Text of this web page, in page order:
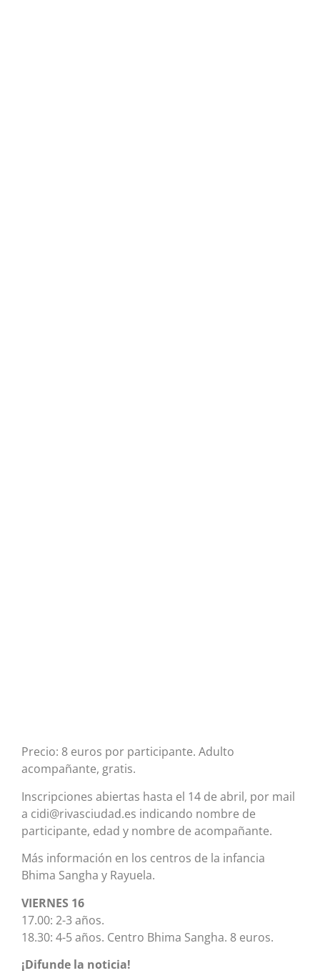
Precio: 8 euros por participante. Adulto
acompañante, gratis.
Inscripciones abiertas hasta el 14 de abril, por mail
a cidi@rivasciudad.es indicando nombre de
participante, edad y nombre de acompañante.
Más información en los centros de la infancia
Bhima Sangha y Rayuela.
VIERNES 16
17.00: 2-3 años.
18.30: 4-5 años. Centro Bhima Sangha. 8 euros.
¡Difunde la noticia!